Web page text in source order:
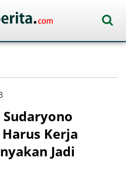
Sudaryono
Kerja
Jadi